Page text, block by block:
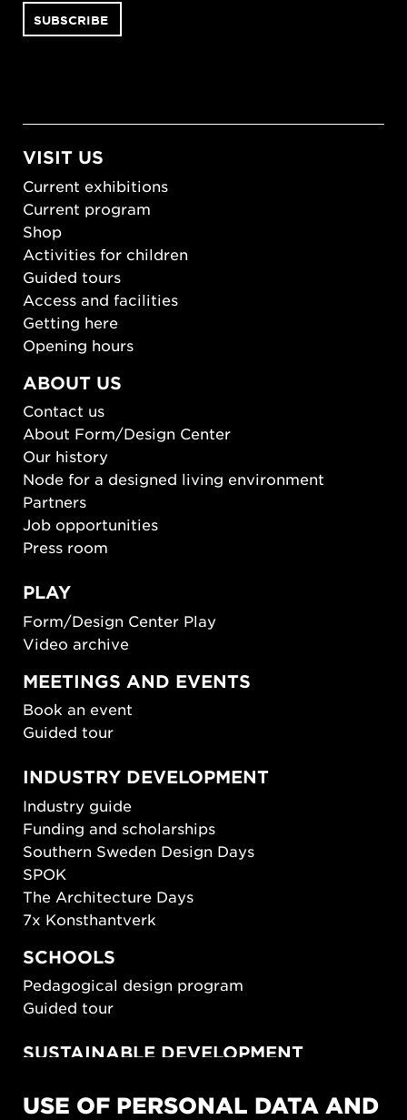
VISIT US
Current exhibitions
Current program
Shop
Activities for children
Guided tours
Access and facilities
Getting here
Opening hours
ABOUT US
Contact us
About Form/Design Center
Our history
Node for a designed living environment
Partners
Job opportunities
Press room
PLAY
Form/Design Center Play
Video archive
MEETINGS AND EVENTS
Book an event
Guided tour
INDUSTRY DEVELOPMENT
Industry guide
Funding and scholarships
Southern Sweden Design Days
SPOK
The Architecture Days
7x Konsthantverk
SCHOOLS
Pedagogical design program
Guided tour
SUSTAINABLE DEVELOPMENT
SUSTAINORDIC
USE OF PERSONAL DATA AND